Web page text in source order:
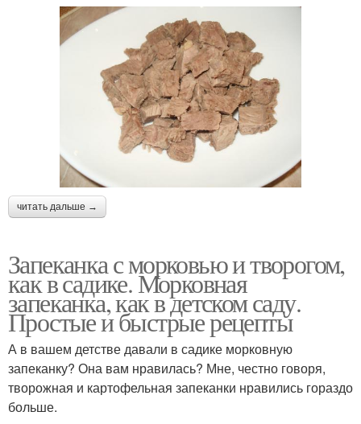
читать дальше →
Запеканка с морковью и творогом,
как в садике. Морковная
запеканка, как в детском саду.
Простые и быстрые рецепты
А в вашем детстве давали в садике морковную
запеканку? Она вам нравилась? Мне, честно говоря,
творожная и картофельная запеканки нравились гораздо
больше.